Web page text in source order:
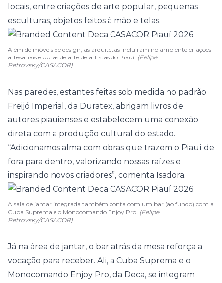
locais, entre criações de arte popular, pequenas
esculturas, objetos feitos à mão e telas.
Além de móveis de design, as arquitetas incluíram no ambiente criações
artesanais e obras de arte de artistas do Piauí. (Felipe
Petrovsky/CASACOR)
Nas paredes, estantes feitas sob medida no padrão
Freijó Imperial, da Duratex, abrigam livros de
autores piauienses e estabelecem uma conexão
direta com a produção cultural do estado.
“Adicionamos alma com obras que trazem o Piauí de
fora para dentro, valorizando nossas raízes e
inspirando novos criadores”, comenta Isadora.
A sala de jantar integrada também conta com um bar (ao fundo) com a
Cuba Suprema e o Monocomando Enjoy Pro. (Felipe
Petrovsky/CASACOR)
Já na área de jantar, o bar atrás da mesa reforça a
vocação para receber. Ali, a Cuba Suprema e o
Monocomando Enjoy Pro, da Deca, se integram